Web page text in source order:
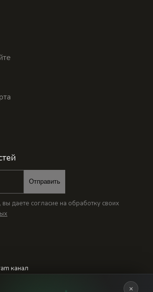
Отправить
даете согласие на обработку своих
канал
×